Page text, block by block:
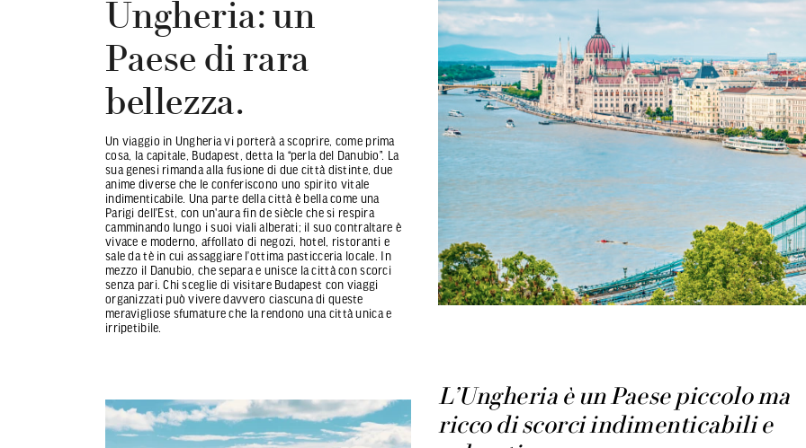
Ungheria: un
Paese di rara
bellezza.
Un viaggio in Ungheria vi porterà a scoprire, come prima
cosa, la capitale, Budapest, detta la “perla del Danubio”. La
sua genesi rimanda alla fusione di due città distinte, due
anime diverse che le conferiscono uno spirito vitale
indimenticabile. Una parte della città è bella come una
Parigi dell’Est, con un'aura fin de siècle che si respira
camminando lungo i suoi viali alberati; il suo contraltare è
vivace e moderno, affollato di negozi, hotel, ristoranti e
sale da tè in cui assaggiare l’ottima pasticceria locale. In
mezzo il Danubio, che separa e unisce la città con scorci
senza pari. Chi sceglie di visitare Budapest con viaggi
organizzati può vivere davvero ciascuna di queste
meravigliose sfumature che la rendono una città unica e
irripetibile.
L’Ungheria è un Paese piccolo ma
ricco di scorci indimenticabili e